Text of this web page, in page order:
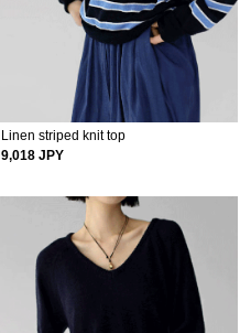
Linen striped knit top
9,018 JPY